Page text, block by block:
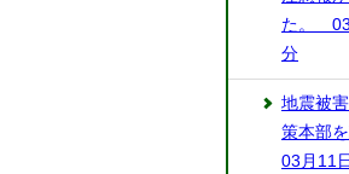
た。 03
分
地震被
策本部
03月11